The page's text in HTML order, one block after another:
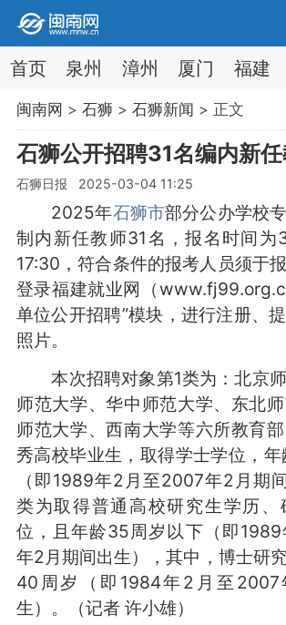
首页 泉州 漳州 厦门 福建
闽南网 > 石狮 > 石狮新闻 > 正文
石狮公开招聘31名编内新
石狮日报 2025-03-04 11:25
2025年石狮市部分公办学校
制内新任教师31名，报名时间
17:30，符合条件的报考人员须于
登录福建就业网（
单位公开招聘”模块，进行注册、
照片。
本次招聘对象第1类为：北京
师范大学、华中师范大学、东北
师范大学、西南大学等六所教育
秀高校毕业生，取得学士学位，
（即1989年2月至2007年2月期
类为取得普通高校研究生学历、
位，且年龄35周岁以下（即
年2月期间出生），其中，博士研
40周岁（即1984年2月至2007
生）。（记者 许小雄）